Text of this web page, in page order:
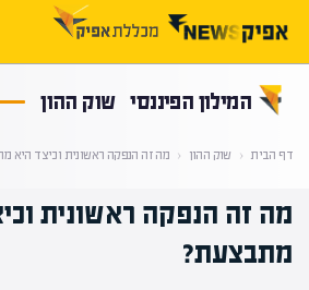
המילון הפיננסי שוק ההון
דף הבית ‹ שוק ההון ‹ מה זה הנפקה ראשונית וכיצד היא
מה זה הנפקה ראשונית
מתבצעת?